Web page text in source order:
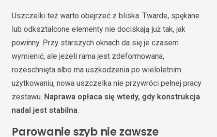
Uszczelki też warto obejrzeć z bliska. Twarde, spękane
lub odkształcone elementy nie dociskają już tak, jak
powinny. Przy starszych oknach da się je czasem
wymienić, ale jeżeli rama jest zdeformowana,
rozeschnięta albo ma uszkodzenia po wieloletnim
użytkowaniu, nowa uszczelka nie przywróci pełnej pracy
zestawu. Naprawa opłaca się wtedy, gdy konstrukcja
nadal jest stabilna.
Parowanie szyb nie zawsze